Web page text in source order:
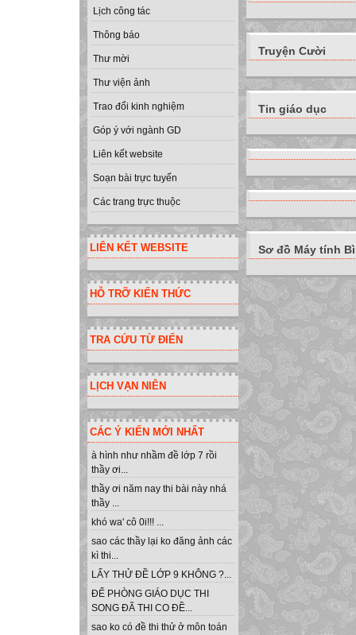
Lịch công tác
Thông báo
Thư mời
Thư viện ảnh
Trao đổi kinh nghiệm
Góp ý với ngành GD
Liên kết website
Soạn bài trực tuyến
Các trang trực thuộc
LIÊN KẾT WEBSITE
HỖ TRỠ KIẾN THỨC
TRA CỨU TỪ ĐIỂN
LỊCH VẠN NIÊN
CÁC Ý KIẾN MỚI NHẤT
à hình như nhầm đề lớp 7 rồi
thầy ơi...
thầy ơi năm nay thi bài này nhá
thầy ...
khó wa' cô 0i!!! ...
sao các thầy lại ko đăng ảnh các
kì thi...
LẤY THỬ ĐỀ LỚP 9 KHÔNG ?...
ĐỂ PHÒNG GIÁO DỤC THI
SONG ĐÃ THI CO ĐỀ...
sao ko có đề thi thử ở môn toán
Truyện Cười
Tin giáo dục
Sơ đồ Máy tính